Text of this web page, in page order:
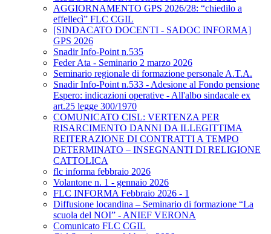
AGGIORNAMENTO GPS 2026/28: “chiedilo a
effellecì” FLC CGIL
[SINDACATO DOCENTI - SADOC INFORMA]
GPS 2026
Snadir Info-Point n.535
Feder Ata - Seminario 2 marzo 2026
Seminario regionale di formazione personale A.T.A.
Snadir Info-Point n.533 - Adesione al Fondo pensione
Espero: indicazioni operative - All'albo sindacale ex
art.25 legge 300/1970
COMUNICATO CISL: VERTENZA PER
RISARCIMENTO DANNI DA ILLEGITTIMA
REITERAZIONE DI CONTRATTI A TEMPO
DETERMINATO – INSEGNANTI DI RELIGIONE
CATTOLICA
flc informa febbraio 2026
Volantone n. 1 - gennaio 2026
FLC INFORMA Febbraio 2026 - 1
Diffusione locandina – Seminario di formazione “La
scuola del NOI” - ANIEF VERONA
Comunicato FLC CGIL